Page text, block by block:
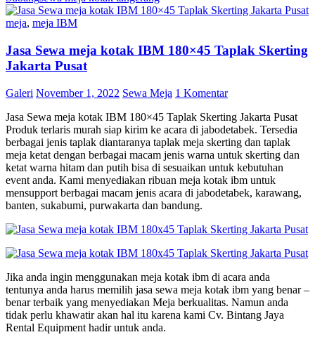
meja, meja IBM
Jasa Sewa meja kotak IBM 180×45 Taplak Skerting
Jakarta Pusat
Galeri November 1, 2022 Sewa Meja 1 Komentar
Jasa Sewa meja kotak IBM 180×45 Taplak Skerting Jakarta Pusat
Produk terlaris murah siap kirim ke acara di jabodetabek. Tersedia
berbagai jenis taplak diantaranya taplak meja skerting dan taplak
meja ketat dengan berbagai macam jenis warna untuk skerting dan
ketat warna hitam dan putih bisa di sesuaikan untuk kebutuhan
event anda. Kami menyediakan ribuan meja kotak ibm untuk
mensupport berbagai macam jenis acara di jabodetabek, karawang,
banten, sukabumi, purwakarta dan bandung.
Jika anda ingin menggunakan meja kotak ibm di acara anda
tentunya anda harus memilih jasa sewa meja kotak ibm yang benar –
benar terbaik yang menyediakan Meja berkualitas. Namun anda
tidak perlu khawatir akan hal itu karena kami Cv. Bintang Jaya
Rental Equipment hadir untuk anda.